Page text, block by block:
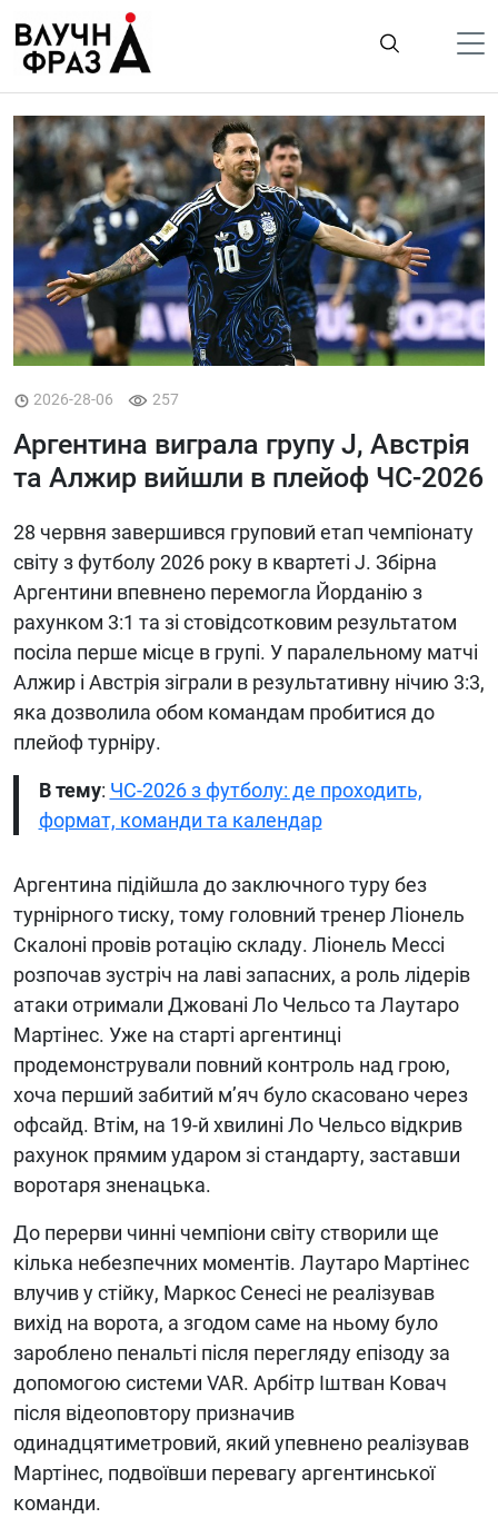
содержимому
Політика
Гроші
Життя
Лайфстайл
ТехноНаука
Людина
Корисності
Про нас
2026-28-06 257
Аргентина виграла групу J, Австрія
та Алжир вийшли в плейоф ЧС-2026
28 червня завершився груповий етап чемпіонату
світу з футболу 2026 року в квартеті J. Збірна
Аргентини впевнено перемогла Йорданію з
рахунком 3:1 та зі стовідсотковим результатом
посіла перше місце в групі. У паралельному матчі
Алжир і Австрія зіграли в результативну нічию 3:3,
яка дозволила обом командам пробитися до
плейоф турніру.
В тему: ЧС-2026 з футболу: де проходить,
формат, команди та календар
Аргентина підійшла до заключного туру без
турнірного тиску, тому головний тренер Ліонель
Скалоні провів ротацію складу. Ліонель Мессі
розпочав зустріч на лаві запасних, а роль лідерів
атаки отримали Джовані Ло Чельсо та Лаутаро
Мартінес. Уже на старті аргентинці
продемонстрували повний контроль над грою,
хоча перший забитий м’яч було скасовано через
офсайд. Втім, на 19-й хвилині Ло Чельсо відкрив
рахунок прямим ударом зі стандарту, заставши
воротаря зненацька.
До перерви чинні чемпіони світу створили ще
кілька небезпечних моментів. Лаутаро Мартінес
влучив у стійку, Маркос Сенесі не реалізував
вихід на ворота, а згодом саме на ньому було
зароблено пенальті після перегляду епізоду за
допомогою системи VAR. Арбітр Іштван Ковач
після відеоповтору призначив
одинадцятиметровий, який упевнено реалізував
Мартінес, подвоївши перевагу аргентинської
команди.